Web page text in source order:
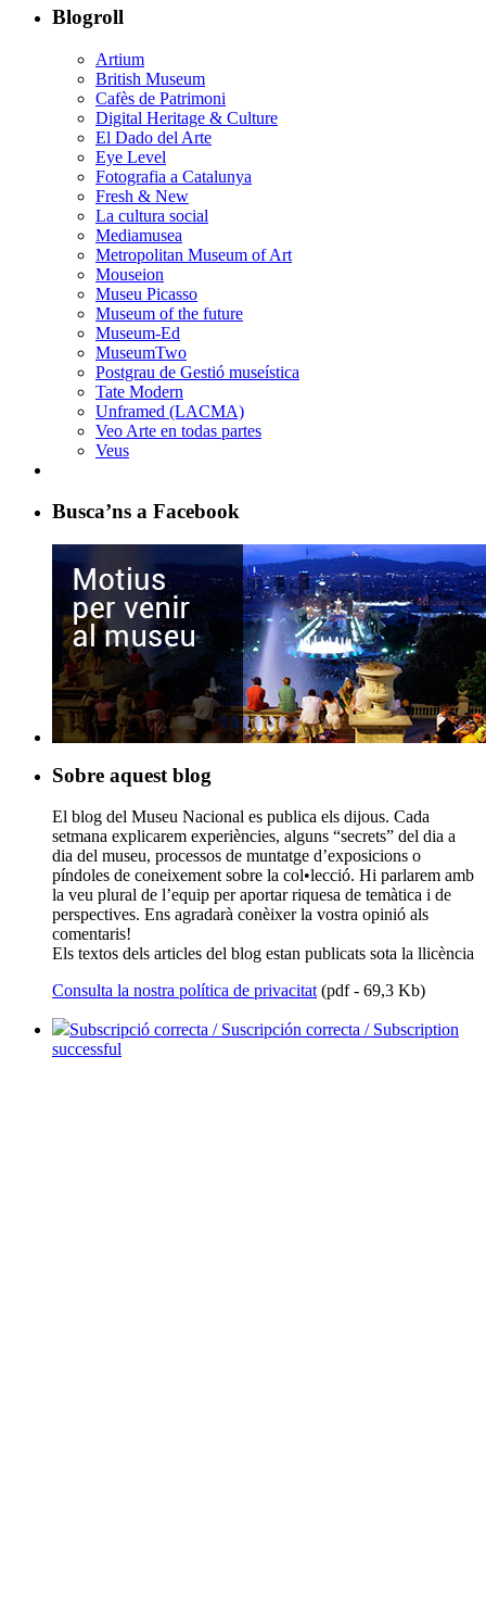
Blogroll
Artium
British Museum
Cafès de Patrimoni
Digital Heritage & Culture
El Dado del Arte
Eye Level
Fotografia a Catalunya
Fresh & New
La cultura social
Mediamusea
Metropolitan Museum of Art
Mouseion
Museu Picasso
Museum of the future
Museum-Ed
MuseumTwo
Postgrau de Gestió museística
Tate Modern
Unframed (LACMA)
Veo Arte en todas partes
Veus
Busca’ns a Facebook
Sobre aquest blog
El blog del Museu Nacional es publica els dijous. Cada
setmana explicarem experiències, alguns “secrets” del dia a
dia del museu, processos de muntatge d’exposicions o
píndoles de coneixement sobre la col•lecció. Hi parlarem amb
la veu plural de l’equip per aportar riquesa de temàtica i de
perspectives. Ens agradarà conèixer la vostra opinió als
comentaris!
Els textos dels articles del blog estan publicats sota la llicència
Consulta la nostra política de privacitat(pdf - 69,3 Kb)
Subscripció correcta / Suscripción correcta / Subscription
successful